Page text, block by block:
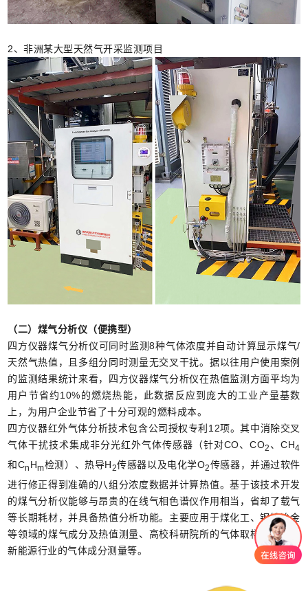
2、非洲某大型天然气开采监测项目
（二）煤气分析仪（便携型）
四方仪器煤气分析仪可同时监测8种气体浓度并自动计算显示煤气/
天然气热值，且多组分同时测量无交叉干扰。据以往用户使用案例
的监测结果统计来看，四方仪器煤气分析仪在热值监测方面平均为
用户节省约10%的燃烧热能，此数据反应到庞大的工业产量基数
上，为用户企业节省了十分可观的燃料成本。
四方仪器红外气体分析技术包含公司授权专利 12项。其中消除交叉
气体干扰技术集成非分光红外气体传感器（针对CO、CO2 、CH4
和Cn Hm检测）、热导H2传感器以及电化学O2传感器，并通过软件
进行修正得到准确的八组分浓度数据并计算热值。基于该技术开发
的煤气分析仪能够与昂贵的在线气相色谱仪作用相当，省却了载气
等长期耗材，并具备热值分析功能。主要应用于煤化工、钢铁冶金
等领域的煤气成分及热值测量、高校科研院所的气体取样分析以及
新能源行业的气体成分测量等。